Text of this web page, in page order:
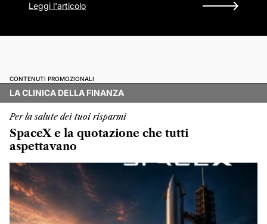
Leggi l'articolo
CONTENUTI PROMOZIONALI
LA CLINICA DELLA FINANZA
Per la salute dei tuoi risparmi
SpaceX e la quotazione che tutti
aspettavano